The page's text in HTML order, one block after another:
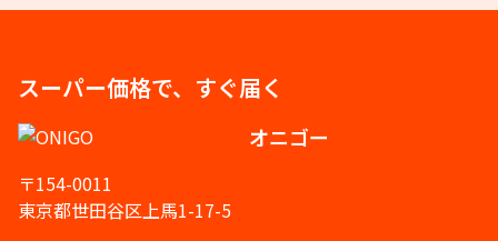
スーパー価格で、すぐ届く
オニゴー
〒154-0011
東京都世田谷区上馬1-17-5